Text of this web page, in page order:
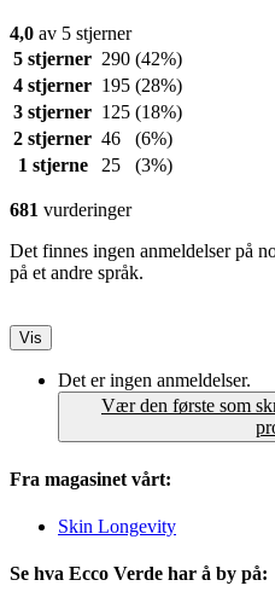
4,0 av 5 stjerner
5 stjerner 290 (42%)
4 stjerner 195 (28%)
3 stjerner 125 (18%)
2 stjerner 46
(6%)
1 stjerne
25 (3%)
681 vurderinger
Det finnes ingen anmeldelser på
på et andre språk.
Vis
Det er ingen anmeldelser.
Vær den første som
Fra magasinet vårt:
Skin Longevity
Se hva Ecco Verde har å by på: